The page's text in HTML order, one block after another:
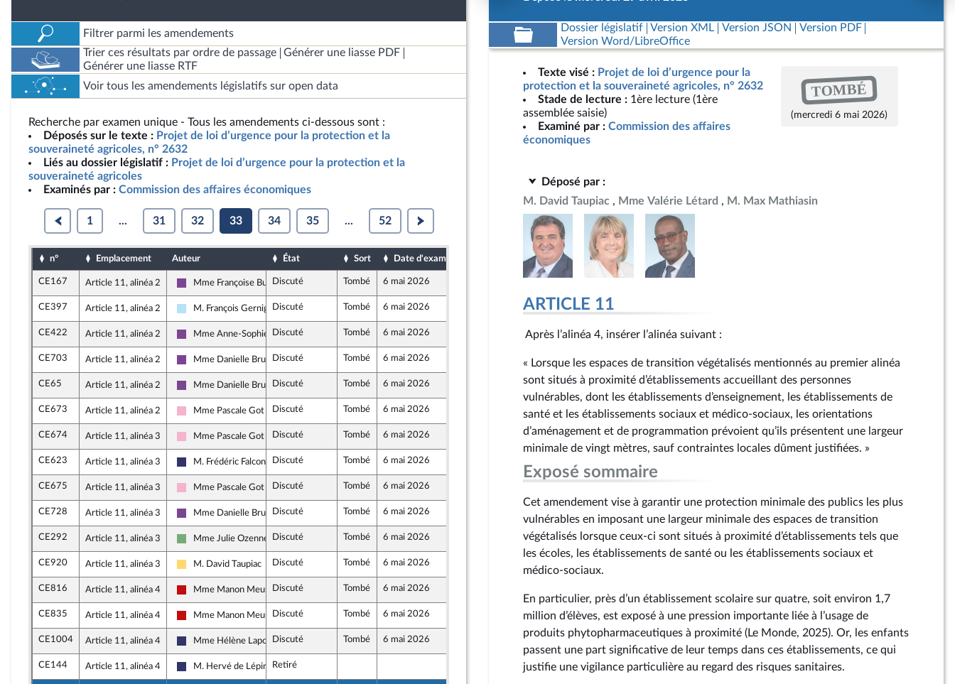
Filtrer parmi les amendements
Trier ces résultats par ordre de passage
Générer une liasse PDF
Générer une liasse RTF
Voir tous les amendements législatifs sur open data
Recherche par examen unique - Tous les amendements ci-dessous sont :
Déposés sur le texte : Projet de loi d’urgence pour la protection et la
souveraineté agricoles, n° 2632
Liés au dossier législatif : Projet de loi d’urgence pour la protection et la
souveraineté agricoles
Examinés par : Commission des affaires économiques
1 ... 31 32 33 34 35 ... 52
n° Emplacement Auteur État Sort Date d'examen Date de dépôt
CE167 Article 11, alinéa 2
Ensemble pour la République
Mme Françoise BuffetDiscuté Tombé 6 mai 2026
CE397 Article 11, alinéa 2
Horizons & Indépendants
M. François GernigonDiscuté Tombé 6 mai 2026 29 avril 2026
CE422 Article 11, alinéa 2
Ensemble pour la République
Mme Anne-Sophie Ronceret
Discuté Tombé 6 mai 2026
CE703 Article 11, alinéa 2
Ensemble pour la République
Mme Danielle BruleboisDiscuté Tombé 6 mai 2026
CE65 Article 11, alinéa 2
Ensemble pour la République
Mme Danielle BruleboisDiscuté Tombé 6 mai 2026 24 avril 2026
CE673 Article 11, alinéa 2
Socialistes et apparentés
Mme Pascale Got Discuté Tombé 6 mai 2026
CE674 Article 11, alinéa 3
Socialistes et apparentés
Mme Pascale Got Discuté Tombé 6 mai 2026 29 avril 2026
CE623 Article 11, alinéa 3
Rassemblement National
M. Frédéric Falcon Discuté Tombé 6 mai 2026
CE675 Article 11, alinéa 3
Socialistes et apparentés
Mme Pascale Got Discuté Tombé 6 mai 2026
CE728 Article 11, alinéa 3
Ensemble pour la République
Mme Danielle BruleboisDiscuté Tombé 6 mai 2026
CE292 Article 11, alinéa 3
Écologiste et Social
Mme Julie Ozenne Discuté Tombé 6 mai 2026 29 avril 2026
CE920 Article 11, alinéa 3
Libertés, Indépendants, Outre-mer et Territoires
M. David Taupiac Discuté Tombé 6 mai 2026
CE816 Article 11, alinéa 4
La France insoumise - Nouveau Front Populaire
Mme Manon MeunierDiscuté Tombé 6 mai 2026
CE835 Article 11, alinéa 4
La France insoumise - Nouveau Front Populaire
Mme Manon MeunierDiscuté Tombé 6 mai 2026
CE1004 Article 11, alinéa 4
Rassemblement National
Mme Hélène LaporteDiscuté Tombé 6 mai 2026
CE144 Article 11, alinéa 4
Rassemblement National
M. Hervé de LépinauRetiré
Dossier législatif Version XML Version JSON
Version PDF
Version Word/LibreOffice
Texte visé : Projet de loi d’urgence pour la
protection et la souveraineté agricoles, n° 2632
Stade de lecture : 1ère lecture (1ère
assemblée saisie)
Examiné par : Commission des affaires
économiques
TOMBÉ
(mercredi 6 mai 2026)
Déposé par :
M. David Taupiac
Mme Valérie Létard M. Max Mathiasin
ARTICLE 11
Après l’alinéa 4, insérer l’alinéa suivant :
« Lorsque les espaces de transition végétalisés mentionnés au premier alinéa
sont situés à proximité d’établissements accueillant des personnes
vulnérables, dont les établissements d’enseignement, les établissements de
santé et les établissements sociaux et médico-sociaux, les orientations
d’aménagement et de programmation prévoient qu’ils présentent une largeur
minimale de vingt mètres, sauf contraintes locales dûment justifiées. »
Exposé sommaire
Cet amendement vise à garantir une protection minimale des publics les plus
vulnérables en imposant une largeur minimale des espaces de transition
végétalisés lorsque ceux-ci sont situés à proximité d’établissements tels que
les écoles, les établissements de santé ou les établissements sociaux et
médico-sociaux.
En particulier, près d’un établissement scolaire sur quatre, soit environ 1,7
million d’élèves, est exposé à une pression importante liée à l’usage de
produits phytopharmaceutiques à proximité (Le Monde, 2025). Or, les enfants
passent une part significative de leur temps dans ces établissements, ce qui
justifie une vigilance particulière au regard des risques sanitaires.